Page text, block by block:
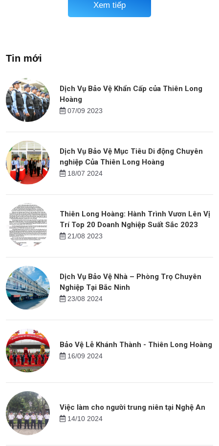
Xem tiếp
Tin mới
Dịch Vụ Bảo Vệ Khẩn Cấp của Thiên Long
Hoàng
07/09 2023
Dịch Vụ Bảo Vệ Mục Tiêu Di động Chuyên
nghiệp Của Thiên Long Hoàng
18/07 2024
Thiên Long Hoàng: Hành Trình Vươn Lên Vị
Trí Top 20 Doanh Nghiệp Suất Sắc 2023
21/08 2023
Dịch Vụ Bảo Vệ Nhà – Phòng Trọ Chuyên
Nghiệp Tại Bắc Ninh
23/08 2024
Bảo Vệ Lễ Khánh Thành - Thiên Long Hoàng
16/09 2024
Việc làm cho người trung niên tại Nghệ An
14/10 2024